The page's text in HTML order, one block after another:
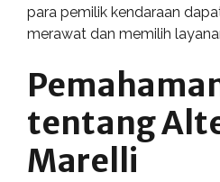
para pemilik kendaraan
merawat dan memilih
tentang
Marelli